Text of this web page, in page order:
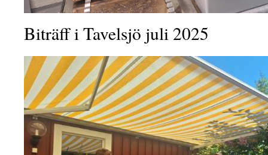
Biträff i Tavelsjö juli 2025